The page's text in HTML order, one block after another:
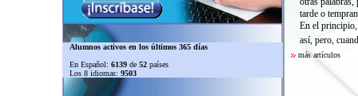
Alumnos activos en los últimos 365 días
En Español: 6139de 52países
Los 8 idiomas: 9503
tarde o
En el
así, pero, cuand
más artículos